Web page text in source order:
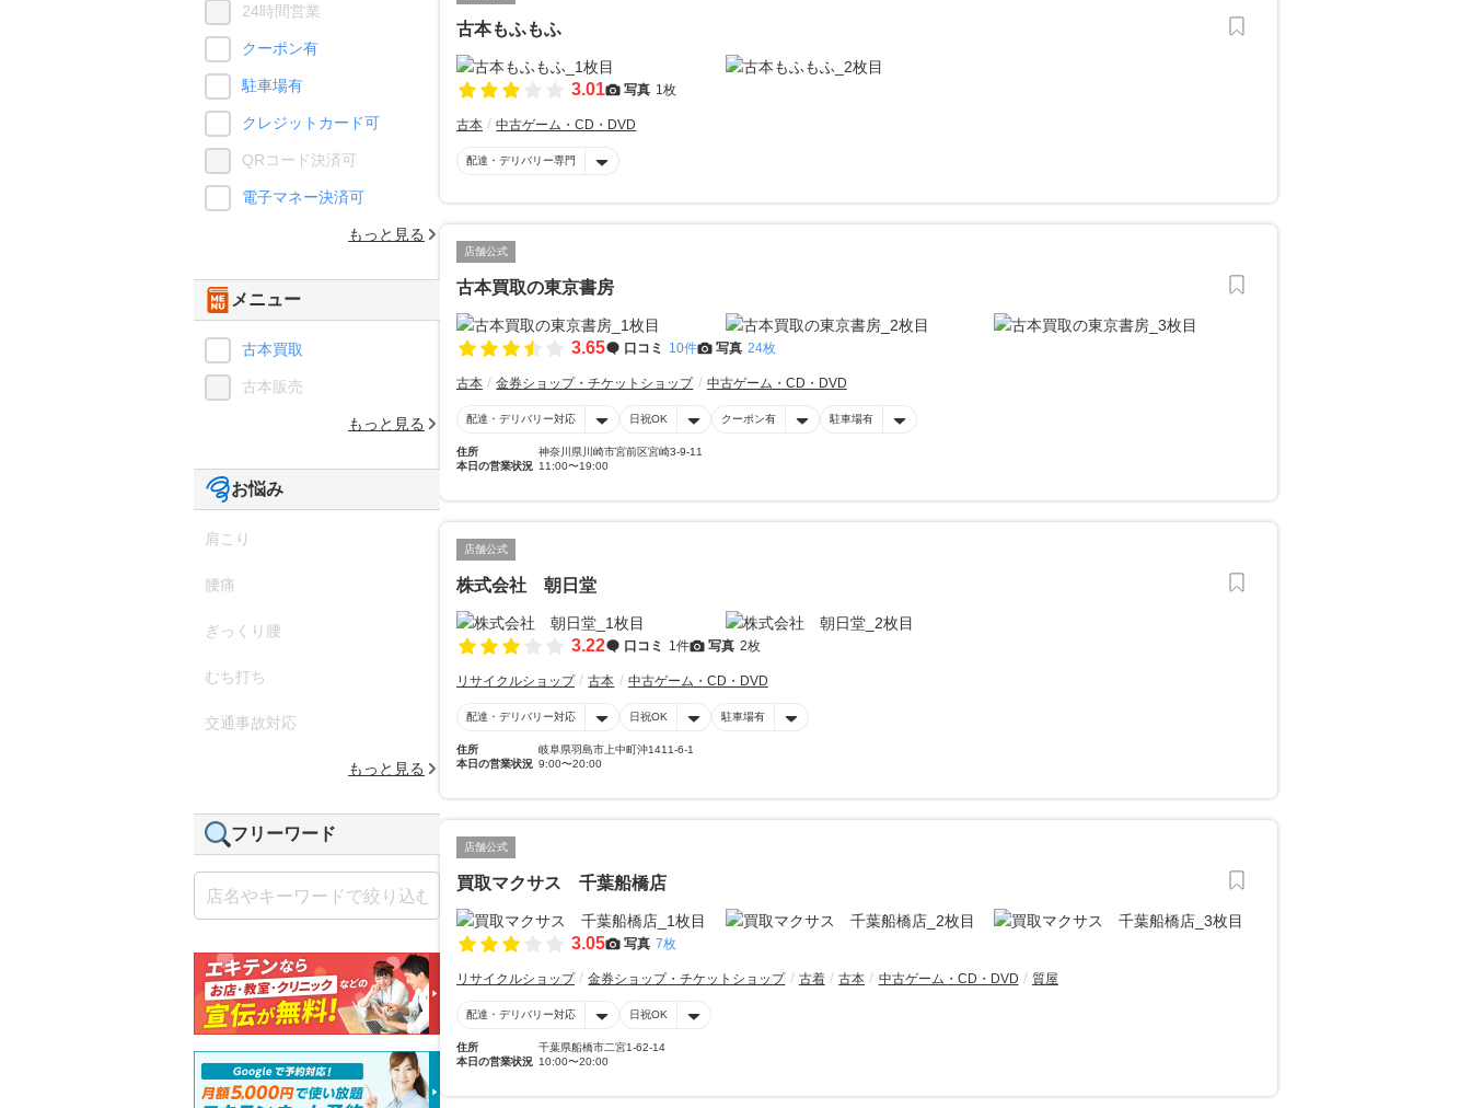
古本もふもふ
3.01 写真 1枚
古本 中古ゲーム・CD・DVD
配達・デリバリー専門
店舗公式
古本買取の東京書房
3.65 口コミ 10件 写真 24枚
古本 金券ショップ・チケットショップ 中古ゲーム・CD・DVD
配達・デリバリー対応 日祝OK クーポン有 駐車場有
住所
神奈川県川崎市宮前区宮崎3-9-11
本日の営業状況 11:00〜19:00
店舗公式
株式会社 朝日堂
3.22 口コミ 1件 写真 2枚
リサイクルショップ 古本 中古ゲーム・CD・DVD
配達・デリバリー対応 日祝OK 駐車場有
住所
岐阜県羽島市上中町沖1411-6-1
本日の営業状況 9:00〜20:00
店舗公式
買取マクサス 千葉船橋店
3.05 写真 7枚
リサイクルショップ 金券ショップ・チケットショップ 古着 古本 中古ゲーム・CD・DVD 質屋
配達・デリバリー対応 日祝OK
住所
千葉県船橋市二宮1-62-14
本日の営業状況 10:00〜20:00
24時間営業
クーポン有
駐車場有
クレジットカード可
QRコード決済可
電子マネー決済可
もっと見る
メニュー
古本買取
古本販売
もっと見る
お悩み
肩こり
腰痛
ぎっくり腰
むち打ち
交通事故対応
もっと見る
フリーワード